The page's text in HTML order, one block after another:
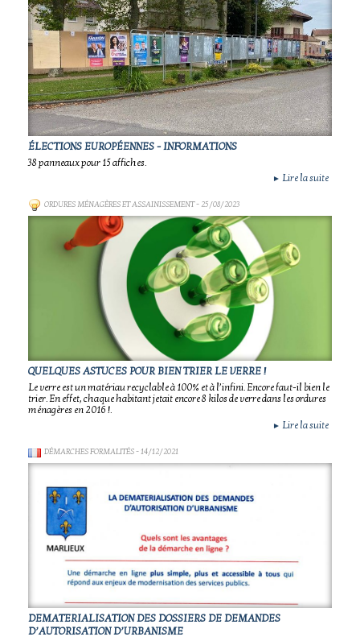
ÉLECTIONS EUROPÉENNES - INFORMATIONS
38 panneaux pour 15 affiches.
► Lire la suite
ORDURES MÉNAGÈRES ET ASSAINISSEMENT- 25/08/2023
QUELQUES ASTUCES POUR BIEN TRIER LE VERRE !
Le verre est un matériau recyclable à 100% et à l’infini. Encore faut-il bien le
trier. En effet, chaque habitant jetait encore 8 kilos de verre dans les ordures
ménagères en 2016 !.
► Lire la suite
DÉMARCHES FORMALITÉS- 14/12/2021
DEMATERIALISATION DES DOSSIERS DE DEMANDES
D’AUTORISATION D’URBANISME